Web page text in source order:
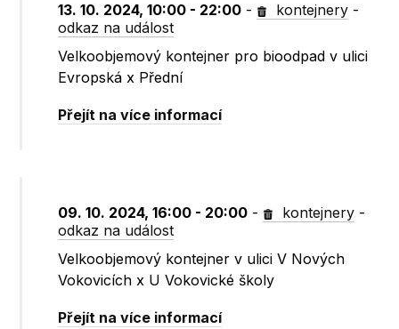
13. 10. 2024, 10:00 - 22:00 - kontejnery -
odkaz na událost
Velkoobjemový kontejner pro bioodpad v ulici
Evropská x Přední
Přejít na více informací
09. 10. 2024, 16:00 - 20:00 - kontejnery -
odkaz na událost
Velkoobjemový kontejner v ulici V Nových
Vokovicích x U Vokovické školy
Přejít na více informací